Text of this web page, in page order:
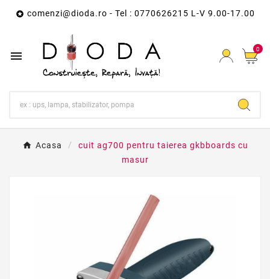
 comenzi@dioda.ro - Tel : 0770626215 L-V 9.00-17.00
 0
Acasa
cuit ag700 pentru taierea gkbboards cu
masur